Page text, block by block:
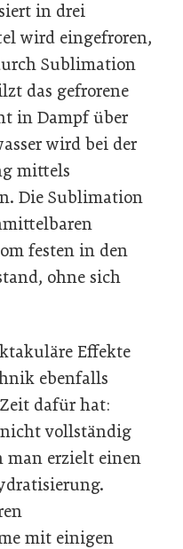
in drei
wird eingefroren,
Sublimation
das gefrorene
in Dampf über
wird bei der
mittels
Die Sublimation
festen in den
ohne sich
Effekte
ebenfalls
dafür hat:
vollständig
man erzielt einen
mit einigen